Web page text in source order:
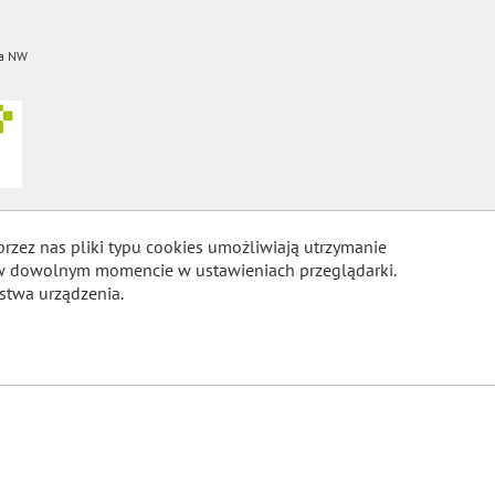
NW
nas pliki typu cookies umożliwiają utrzymanie
dowolnym momencie w ustawieniach przeglądarki.
urządzenia.